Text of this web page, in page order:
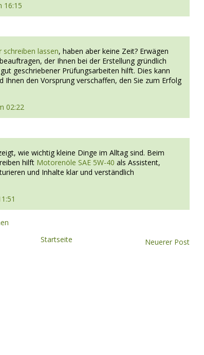
16:15
schreiben lassen, haben aber keine Zeit? Erwägen
der Ihnen bei der Erstellung gründlich
geschriebener Prüfungsarbeiten hilft. Dies kann
Ihnen den Vorsprung verschaffen, den Sie zum Erfolg
02:22
wie wichtig kleine Dinge im Alltag sind. Beim
hilft Motorenöle SAE 5W-40 als Assistent,
und Inhalte klar und verständlich
Neuerer Post
Startseite